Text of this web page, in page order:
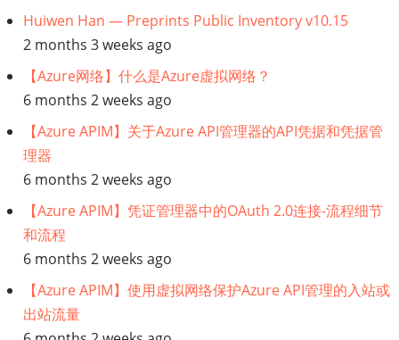
Huiwen Han — Preprints Public Inventory v10.15
2 months 3 weeks ago
【Azure网络】什么是Azure虚拟网络？
6 months 2 weeks ago
【Azure APIM】关于Azure API管理器的API凭据和凭据管
理器
6 months 2 weeks ago
【Azure APIM】凭证管理器中的OAuth 2.0连接-流程细节
和流程
6 months 2 weeks ago
【Azure APIM】使用虚拟网络保护Azure API管理的入站或
出站流量